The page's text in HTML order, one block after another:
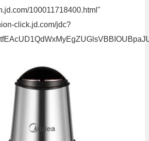
100011718400.html"
click.jd.com/jdc?